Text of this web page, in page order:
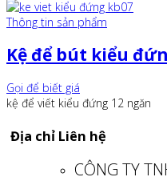
Thông tin sản phẩm
Kệ để bút kiểu
Gọi để biết giá
kệ để viết kiểu đứng 12 ngăn
Địa chỉ Liên hệ
CÔNG TY